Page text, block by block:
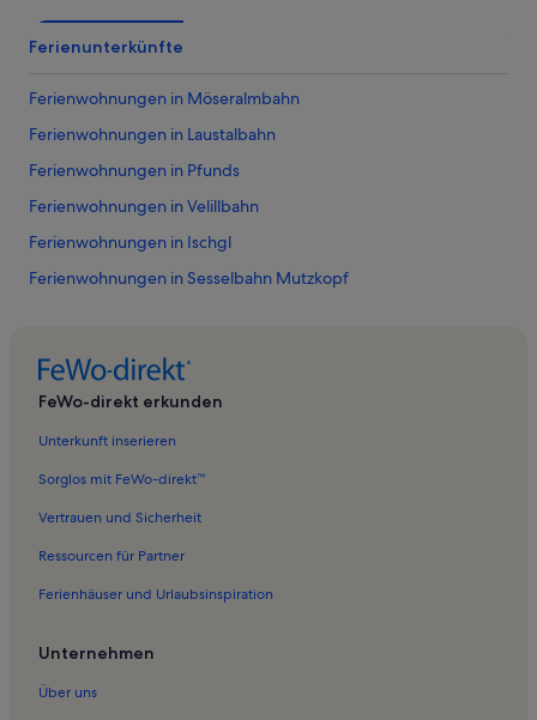
Ferienunterkünfte
Ferienwohnungen in Möseralmbahn
Ferienwohnungen in Laustalbahn
Ferienwohnungen in Pfunds
Ferienwohnungen in Velillbahn
Ferienwohnungen in Ischgl
Ferienwohnungen in Sesselbahn Mutzkopf
Ferienwohnungen in Bergkastelseilbahn
Ferienwohnungen in Komperdellbahn
Ferienwohnungen in Gampenbahn
Ferienwohnungen in Lawensbahn
FeWo-direkt erkunden
Unterkunft inserieren
Sorglos mit FeWo-direkt™
Vertrauen und Sicherheit
Ressourcen für Partner
Ferienhäuser und Urlaubsinspiration
Unternehmen
Über uns